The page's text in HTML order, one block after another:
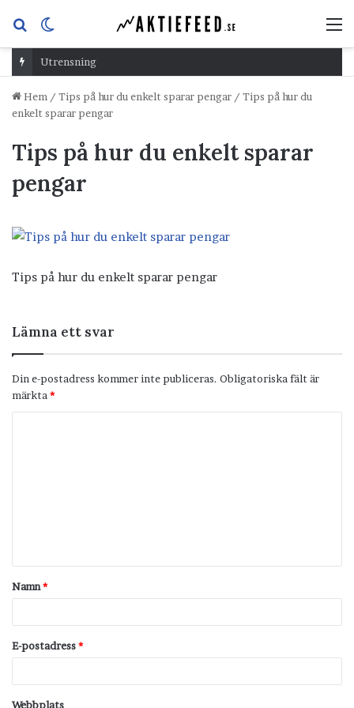
Sök
efterskin
Utrensning
Hem / Tips på hur du enkelt sparar pengar / Tips på hur du
enkelt sparar pengar
Tips på hur du enkelt sparar
pengar
Tips på hur du enkelt sparar pengar
Lämna ett svar
Din e-postadress kommer inte publiceras. Obligatoriska fält är
märkta *
t
a
Namn*
E-postadress*
Webbplats